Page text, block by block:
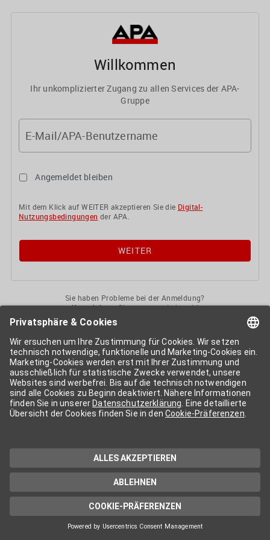
Willkommen
Ihr unkomplizierter Zugang zu allen Services der APA-
Gruppe
E-Mail/APA-Benutzername
Angemeldet bleiben
Mit dem Klick auf WEITER akzeptieren Sie die Digital-
Nutzungsbedingungen der APA.
Sie haben Probleme bei der Anmeldung?
KontaktierenSie uns gerne jederzeit!
APA-User
Services der APA-Gruppe. Für die Nutzung der einzelnen Anwendungen
kann eine weitere Freischaltung nötig sein. Kosten fallen nur nach einer
Bestellung und genauer Kosteninformation an.
Wenn nicht anders erwähnt, gelten dieAllgemeinen
Geschäftsbedingungender APA - Austria Presse Agentur.
Die von Ihnen angegebenen Daten werden ausschließlich für die
Zwecke der Demo-Nutzung bzw. des Vertragsverhältnisses genutzt.
Eine darüber hinaus gehende oder andersartige Verwendung ist nur mit
technischen Support stehen wir Ihnen jederzeit gerne zur Verfügung.
Datenschutzerklärung
Cookie-Präferenzen